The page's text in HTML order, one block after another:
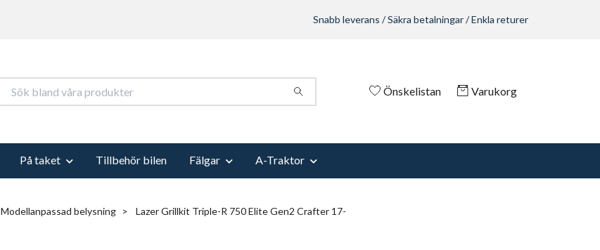
Snabb leverans / Säkra betalningar / Enkla returer
Önskelistan Varukorg
På taket Tillbehör bilen Fälgar A-Traktor
Modellanpassad belysning Lazer Grillkit Triple-R 750 Elite Gen2 Crafter 17-